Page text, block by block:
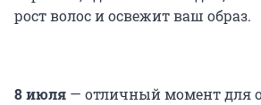
рост волос и освежит ваш образ.
8 июля — отличный момент для